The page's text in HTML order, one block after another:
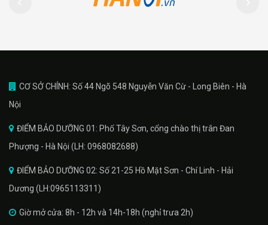
CƠ SỞ CHÍNH: Số 44 Ngõ 548 Nguyễn Văn Cừ - Long Biên - Hà
Nội
ĐIỂM BẢO DƯỠNG 01: Phố Tây Sơn, cổng chào thị trân Đan
Phượng - Hà Nội (LH: 0968082688)
ĐIỂM BẢO DƯỠNG 02: Số 21-25 Hồ Mặt Sơn - Chí Linh - Hải
Dương (LH:0965113311)
Giờ mở cửa: 8h - 12h và 14h-18h (nghỉ trưa 2h)